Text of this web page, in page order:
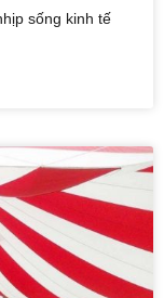
sống kinh tế